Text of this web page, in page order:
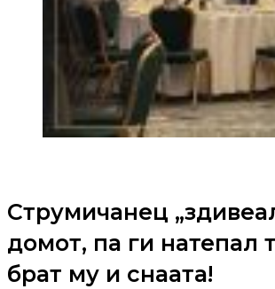
Струмичанец
домот, па ги натепал
брат му и снаата!